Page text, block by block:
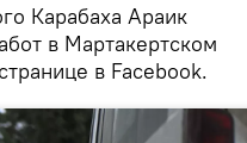
Карабаха Араик
в Мартакертском
в Facebook.